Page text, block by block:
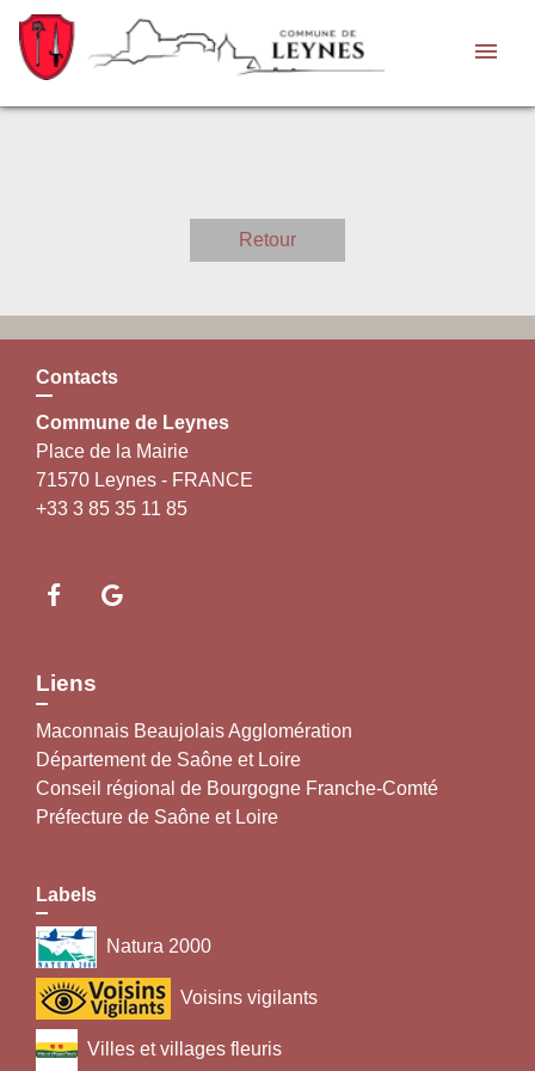
menu
Retour
Contacts
Commune de Leynes
Place de la Mairie
71570 Leynes - FRANCE
+33 3 85 35 11 85
Liens
Maconnais Beaujolais Agglomération
Département de Saône et Loire
Conseil régional de Bourgogne Franche-Comté
Préfecture de Saône et Loire
Labels
Natura 2000
Voisins vigilants
Villes et villages fleuris